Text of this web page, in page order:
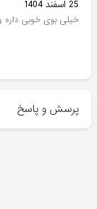
25 اسفند 1404
خیلی بوی خوبی داره و
پرسش و پاسخ